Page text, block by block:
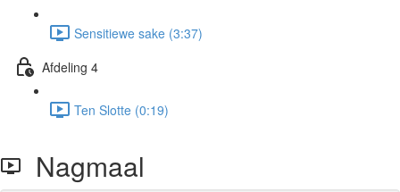
Sensitiewe sake (3:37)
Afdeling 4
Ten Slotte (0:19)
Nagmaal